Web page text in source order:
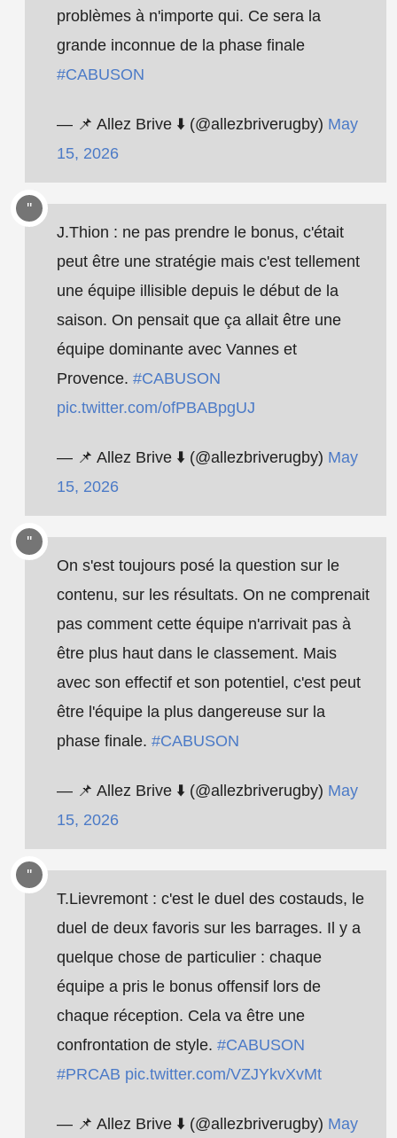
problèmes à n'importe qui. Ce sera la
grande inconnue de la phase finale
#CABUSON
— 📌 Allez Brive ⬇️ (@allezbriverugby) May
15, 2026
J.Thion : ne pas prendre le bonus, c'était
peut être une stratégie mais c'est tellement
une équipe illisible depuis le début de la
saison. On pensait que ça allait être une
équipe dominante avec Vannes et
Provence. #CABUSON
pic.twitter.com/ofPBABpgUJ
— 📌 Allez Brive ⬇️ (@allezbriverugby) May
15, 2026
On s'est toujours posé la question sur le
contenu, sur les résultats. On ne comprenait
pas comment cette équipe n'arrivait pas à
être plus haut dans le classement. Mais
avec son effectif et son potentiel, c'est peut
être l'équipe la plus dangereuse sur la
phase finale. #CABUSON
— 📌 Allez Brive ⬇️ (@allezbriverugby) May
15, 2026
T.Lievremont : c'est le duel des costauds, le
duel de deux favoris sur les barrages. Il y a
quelque chose de particulier : chaque
équipe a pris le bonus offensif lors de
chaque réception. Cela va être une
confrontation de style. #CABUSON
#PRCAB pic.twitter.com/VZJYkvXvMt
— 📌 Allez Brive ⬇️ (@allezbriverugby) May